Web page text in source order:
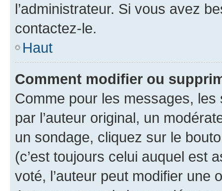
l’administrateur. Si vous avez
contactez-le.
Haut
Comment modifier ou
Comme pour les messages,
par l’auteur original, un
un sondage, cliquez sur le
(c’est toujours celui auquel est
voté, l’auteur peut modifier une